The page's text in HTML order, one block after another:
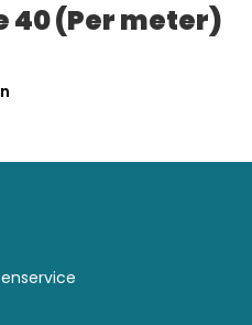
40 (Per meter)